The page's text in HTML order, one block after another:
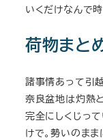
いくだけなんで
荷物まと
諸事情あって引
奈良盆地は灼熱
完全にしくじっ
けで。勢いのまま